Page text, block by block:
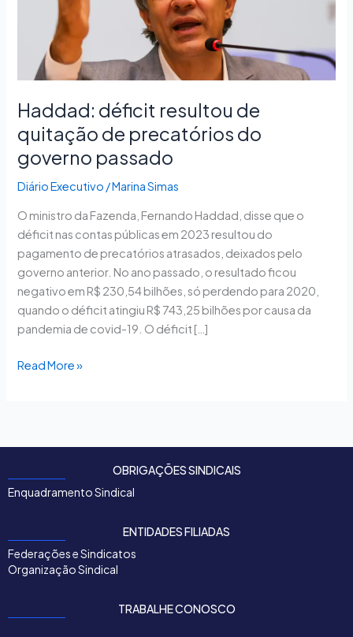
Haddad: déficit resultou de
quitação de precatórios do
governo passado
Diário Executivo /Marina Simas
O ministro da Fazenda, Fernando Haddad, disse que o
déficit nas contas públicas em 2023 resultou do
pagamento de precatórios atrasados, deixados pelo
governo anterior. No ano passado, o resultado ficou
negativo em R$ 230,54 bilhões, só perdendo para 2020,
quando o déficit atingiu R$ 743,25 bilhões por causa da
pandemia de covid-19. O déficit […]
precatórios
governo
passado
Read More »
OBRIGAÇÕES SINDICAIS
Enquadramento Sindical
ENTIDADES FILIADAS
Federações e Sindicatos
Organização Sindical
TRABALHE CONOSCO